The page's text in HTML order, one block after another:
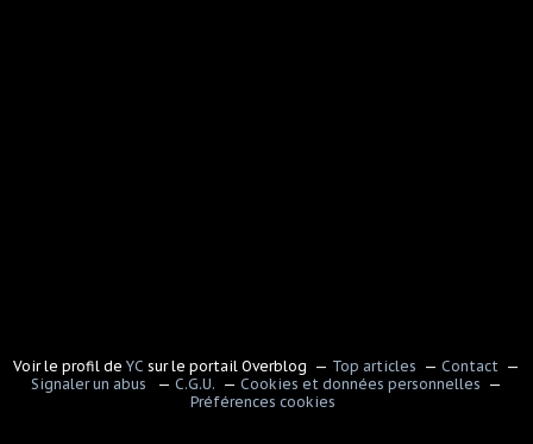
Voir le profil de YC sur le portail Overblog Top articles
Contact
Signaler un abus
C.G.U.
Cookies et données personnelles
Préférences cookies